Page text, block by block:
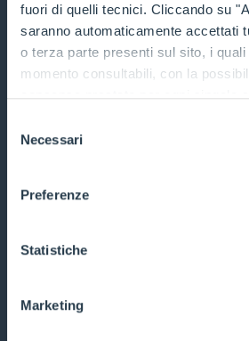
fuori di quelli tecnici. Cliccando su
saranno automaticamente accettati
o terza parte presenti sul sito, i
momento consultabili, con la
consenso prestato per ogni singolo
ogni pagina, selezionare "Modifichi il
dell'informativa completa nel footer
pagina. Per esercitare i diritti
GDPR abbiamo predisposto una
delNecessari
Preferenze
Statistiche
Marketing
7200 10
DISCOVER MORE
TECHNICAL DATA